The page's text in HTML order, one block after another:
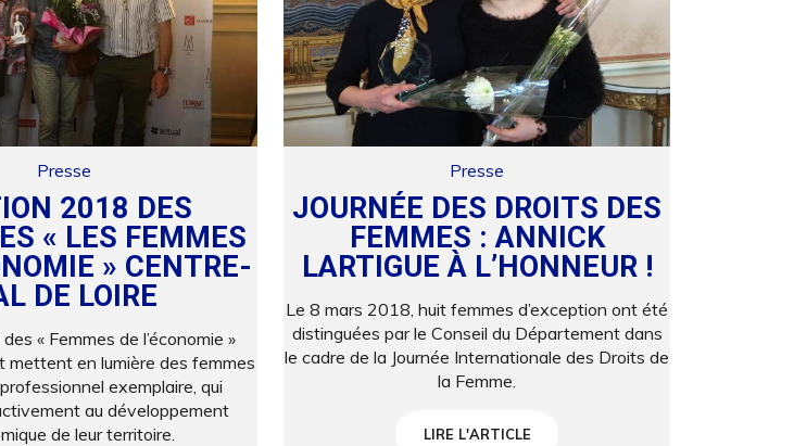
Presse
2018 DES
« LES FEMMES
» CENTRE-
DE LOIRE
« Femmes de l’économie »
mettent en lumière des femmes
exemplaire, qui
au développement
de leur territoire.
Presse
JOURNÉE DES DROITS DES
FEMMES : ANNICK
LARTIGUE À L’HONNEUR !
Le 8 mars 2018, huit femmes d’exception ont été
distinguées par le Conseil du Département dans
le cadre de la Journée Internationale des Droits de
la Femme.
LIRE L'ARTICLE